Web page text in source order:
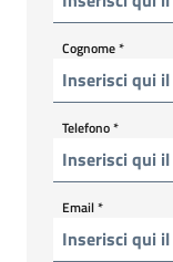
Cognome*
Telefono*
Email*